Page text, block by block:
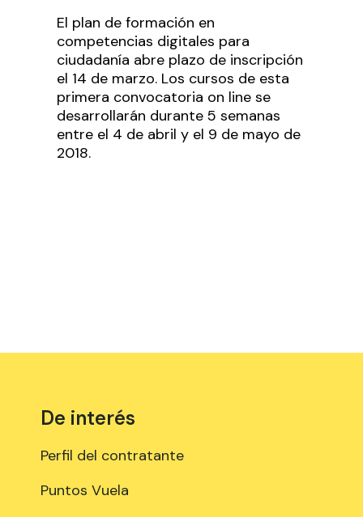
El plan de formación en
competencias digitales para
ciudadanía abre plazo de inscripción
el 14 de marzo. Los cursos de esta
primera convocatoria on line se
desarrollarán durante 5 semanas
entre el 4 de abril y el 9 de mayo de
2018.
De interés
Perfil del contratante
Puntos Vuela